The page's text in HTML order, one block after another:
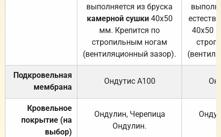
выполняется из бруска
камерной сушки40х50
мм. Крепится по
стропильным ногам
(вентиляционный зазор).
40х50
Подкровельная
мембрана
Ондутис А100
Кровельное
покрытие (на
выбор)
Ондулин, Черепица
Ондулин.